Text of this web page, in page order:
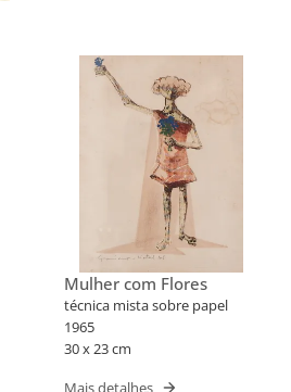
Mulher com Flores
técnica mista sobre papel
1965
30 x 23 cm
Mais detalhes